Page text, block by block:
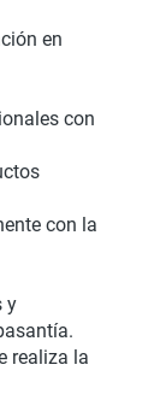
en
con
con la
y
realiza la